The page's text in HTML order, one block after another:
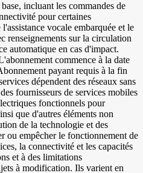
incluant les commandes de
pour certaines
vocale embarquée et le
renseignements sur la circulation
automatique en cas d'impact.
commence à la date
payant requis à la fin
dépendent des réseaux sans
fournisseurs de services mobiles
fonctionnels pour
que d'autres éléments non
de la technologie et des
ou empêcher le fonctionnement de
la connectivité et les capacités
et à des limitations
à modification. Ils varient en